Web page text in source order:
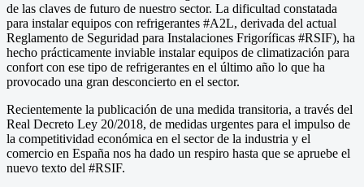
de las claves de futuro de nuestro sector. La dificultad constatada
para instalar equipos con refrigerantes #A2L, derivada del actual
Reglamento de Seguridad para Instalaciones Frigoríficas #RSIF), ha
hecho prácticamente inviable instalar equipos de climatización para
confort con ese tipo de refrigerantes en el último año lo que ha
provocado una gran desconcierto en el sector.
Recientemente la publicación de una medida transitoria, a través del
Real Decreto Ley 20/2018, de medidas urgentes para el impulso de
la competitividad económica en el sector de la industria y el
comercio en España nos ha dado un respiro hasta que se apruebe el
nuevo texto del #RSIF.